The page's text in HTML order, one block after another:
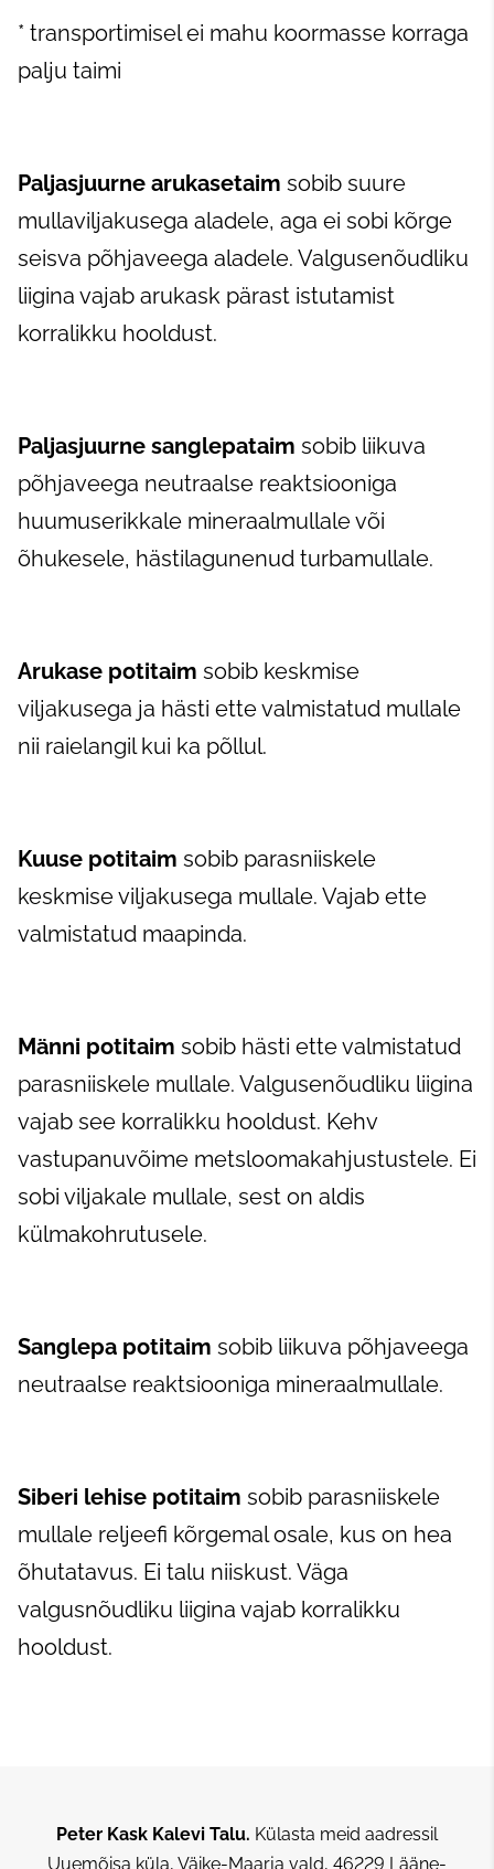
* transportimisel ei mahu koormasse korraga
palju taimi
Paljasjuurne arukasetaim sobib suure
mullaviljakusega aladele, aga ei sobi kõrge
seisva põhjaveega aladele. Valgusenõudliku
liigina vajab arukask pärast istutamist
korralikku hooldust.
Paljasjuurne sanglepataim sobib liikuva
põhjaveega neutraalse reaktsiooniga
huumuserikkale mineraalmullale või
õhukesele, hästilagunenud turbamullale.
Arukase potitaim sobib keskmise
viljakusega ja hästi ette valmistatud mullale
nii raielangil kui ka põllul.
Kuuse potitaim sobib parasniiskele
keskmise viljakusega mullale. Vajab ette
valmistatud maapinda.
Männi potitaim sobib hästi ette valmistatud
parasniiskele mullale. Valgusenõudliku liigina
vajab see korralikku hooldust. Kehv
vastupanuvõime metsloomakahjustustele. Ei
sobi viljakale mullale, sest on aldis
külmakohrutusele.
Sanglepa potitaim sobib liikuva põhjaveega
neutraalse reaktsiooniga mineraalmullale.
Siberi lehise potitaim sobib parasniiskele
mullale reljeefi kõrgemal osale, kus on hea
õhutatavus. Ei talu niiskust. Väga
valgusnõudliku liigina vajab korralikku
hooldust.
Peter Kask Kalevi Talu. Külasta meid aadressil
Uuemõisa küla, Väike-Maarja vald, 46229 Lääne-